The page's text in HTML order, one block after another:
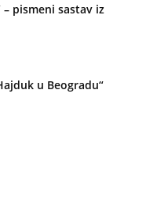
– pismeni sastav iz
u Beogradu“